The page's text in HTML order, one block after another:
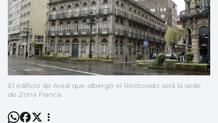
El edificio de Areal que albergó el Rectorado será la sede
de Zona Franca.